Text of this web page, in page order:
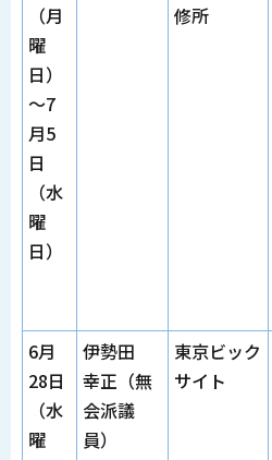
（月
曜
日）
～7
月5
日
（水
曜
日）
修所
6月
28日
（水
曜
伊勢田
幸正（無
会派議
員）
東京ビック
サイト